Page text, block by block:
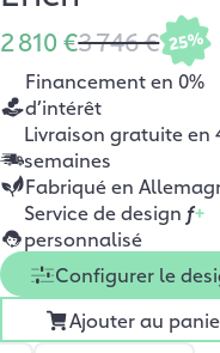
2 810 €3 746 € 25%
Financement en 0%
d’intérêt
Livraison gratuite en
semaines
Fabriqué en
Service de design f+
personnalisé
Configurer le
Ajouter au